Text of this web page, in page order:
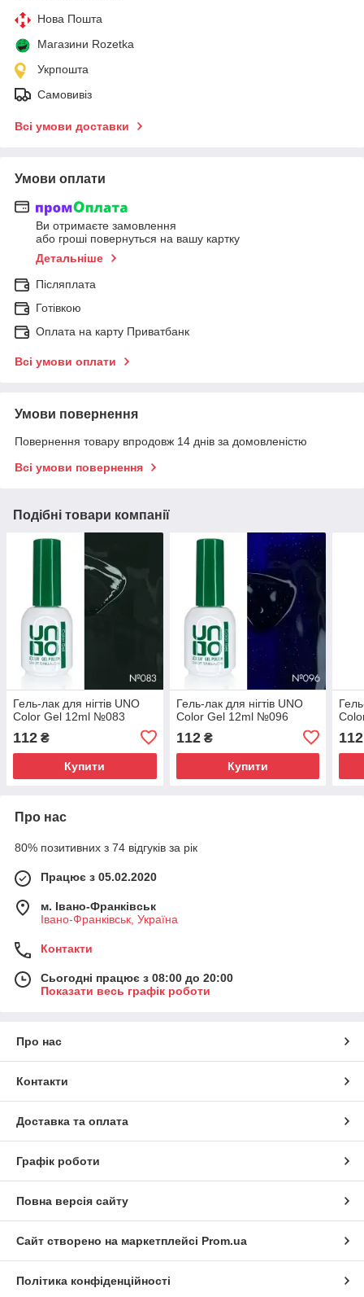
Нова Пошта
Магазини Rozetka
Укрпошта
Самовивіз
Всі умови доставки
Умови оплати
Ви отримаєте замовлення
або гроші повернуться на вашу картку
Детальніше
Післяплата
Готівкою
Оплата на карту Приватбанк
Всі умови оплати
Умови повернення
Повернення товару впродовж 14 днів за домовленістю
Всі умови повернення
Подібні товари компанії
Гель-лак для нігтів UNO
Color Gel 12ml №083
112 ₴
Купити
Гель-лак для нігтів UNO
Color Gel 12ml №096
112₴
Купити
112
Про нас
80% позитивних з 74 відгуків за рік
Працює з 05.02.2020
м. Івано-Франківськ
Івано-Франківськ, Україна
Контакти
Сьогодні працює з 08:00 до 20:00
Показати весь графік роботи
Про нас
Контакти
Доставка та оплата
Графік роботи
Повна версія сайту
Сайт створено на маркетплейсі Prom.ua
Політика конфіденційності